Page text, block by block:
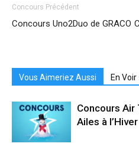
Concours Précédent
Concours Uno2Duo de GRACO
Vous Aimeriez Aussi En Voir
Concours Air
Ailes à l’Hiver